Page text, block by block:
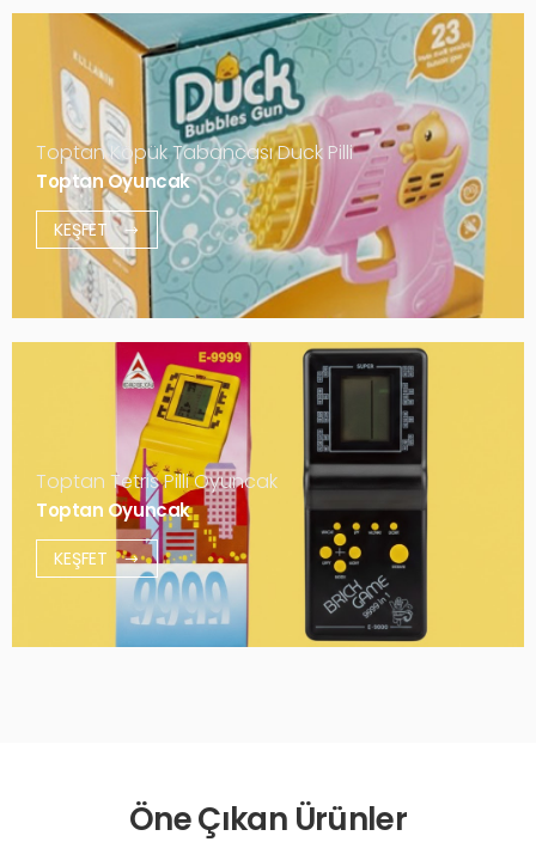
Toptan Köpük Tabancası Duck Pilli
Toptan Oyuncak
KEŞFET
Toptan Tetris Pilli Oyuncak
Toptan Oyuncak
KEŞFET
Öne Çıkan Ürünler